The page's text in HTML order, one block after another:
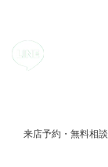
来店予約・無料相談